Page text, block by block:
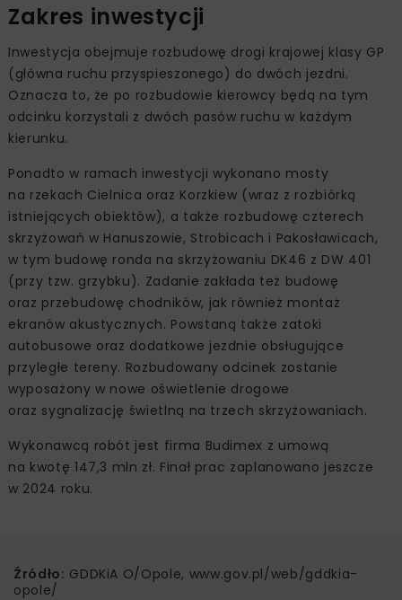
Zakres inwestycji
Inwestycja obejmuje rozbudowę drogi krajowej klasy GP
(główna ruchu przyspieszonego) do dwóch jezdni.
Oznacza to, że po rozbudowie kierowcy będą na tym
odcinku korzystali z dwóch pasów ruchu w każdym
kierunku.
Ponadto w ramach inwestycji wykonano mosty
na rzekach Cielnica oraz Korzkiew (wraz z rozbiórką
istniejących obiektów), a także rozbudowę czterech
skrzyżowań w Hanuszowie, Strobicach i Pakosławicach,
w tym budowę ronda na skrzyżowaniu DK46 z DW 401
(przy tzw. grzybku). Zadanie zakłada też budowę
oraz przebudowę chodników, jak również montaż
ekranów akustycznych. Powstaną także zatoki
autobusowe oraz dodatkowe jezdnie obsługujące
przyległe tereny. Rozbudowany odcinek zostanie
wyposażony w nowe oświetlenie drogowe
oraz sygnalizację świetlną na trzech skrzyżowaniach.
Wykonawcą robót jest firma Budimex z umową
na kwotę 147,3 mln zł. Finał prac zaplanowano jeszcze
w 2024 roku.
Źródło: GDDKiA O/Opole, www.gov.pl/web/gddkia-
opole/